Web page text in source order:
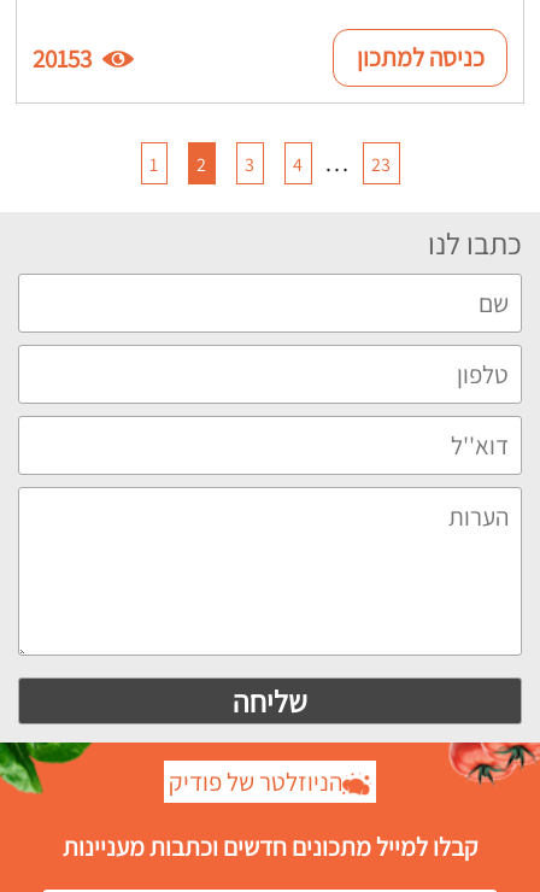
כניסה למתכון 20153
1 2 3 4 … 23
כתבו לנו
הניוזלטר של פודיק
קבלו למייל מתכונים חדשים וכתבות מעניינות